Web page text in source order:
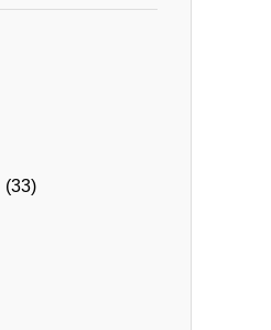
(33)